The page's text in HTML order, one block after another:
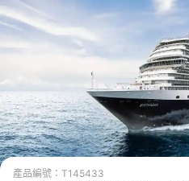
產品編號： T145433